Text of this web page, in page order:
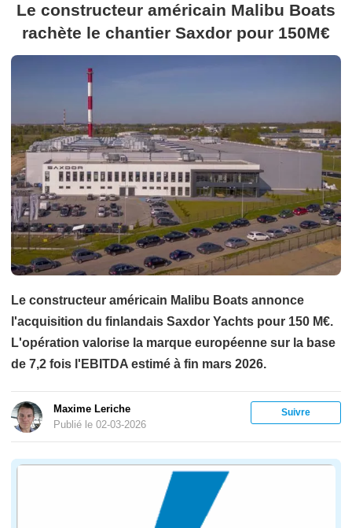
BoatIndustry.fr
Carnet - Nomination
Le constructeur américain Malibu Boats
rachète le chantier Saxdor pour 150M€
Le constructeur américain Malibu Boats annonce
l'acquisition du finlandais Saxdor Yachts pour 150 M€.
L'opération valorise la marque européenne sur la base
de 7,2 fois l'EBITDA estimé à fin mars 2026.
Maxime Leriche
Publié le 02-03-2026
Suivre